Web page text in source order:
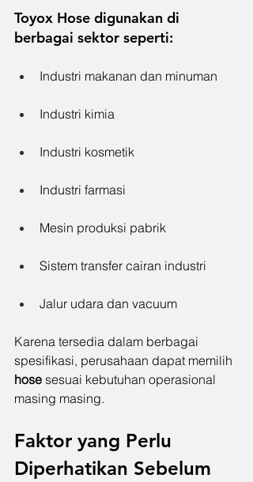
Toyox Hose digunakan di
berbagai sektor seperti:
Industri makanan dan minuman
Industri kimia
Industri kosmetik
Industri farmasi
Mesin produksi pabrik
Sistem transfer cairan industri
Jalur udara dan vacuum
Karena tersedia dalam berbagai
spesifikasi, perusahaan dapat memilih
hose sesuai kebutuhan operasional
masing masing.
Faktor yang Perlu
Diperhatikan Sebelum